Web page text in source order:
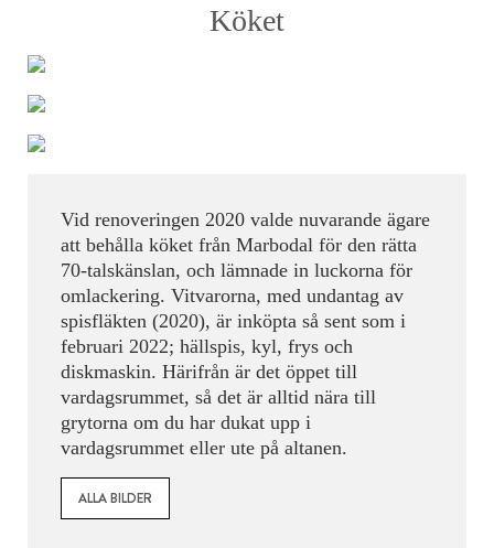
Köket
Vid renoveringen 2020 valde nuvarande ägare
att behålla köket från Marbodal för den rätta
70-talskänslan, och lämnade in luckorna för
omlackering. Vitvarorna, med undantag av
spisfläkten (2020), är inköpta så sent som i
februari 2022; hällspis, kyl, frys och
diskmaskin. Härifrån är det öppet till
vardagsrummet, så det är alltid nära till
grytorna om du har dukat upp i
vardagsrummet eller ute på altanen.
ALLA BILDER